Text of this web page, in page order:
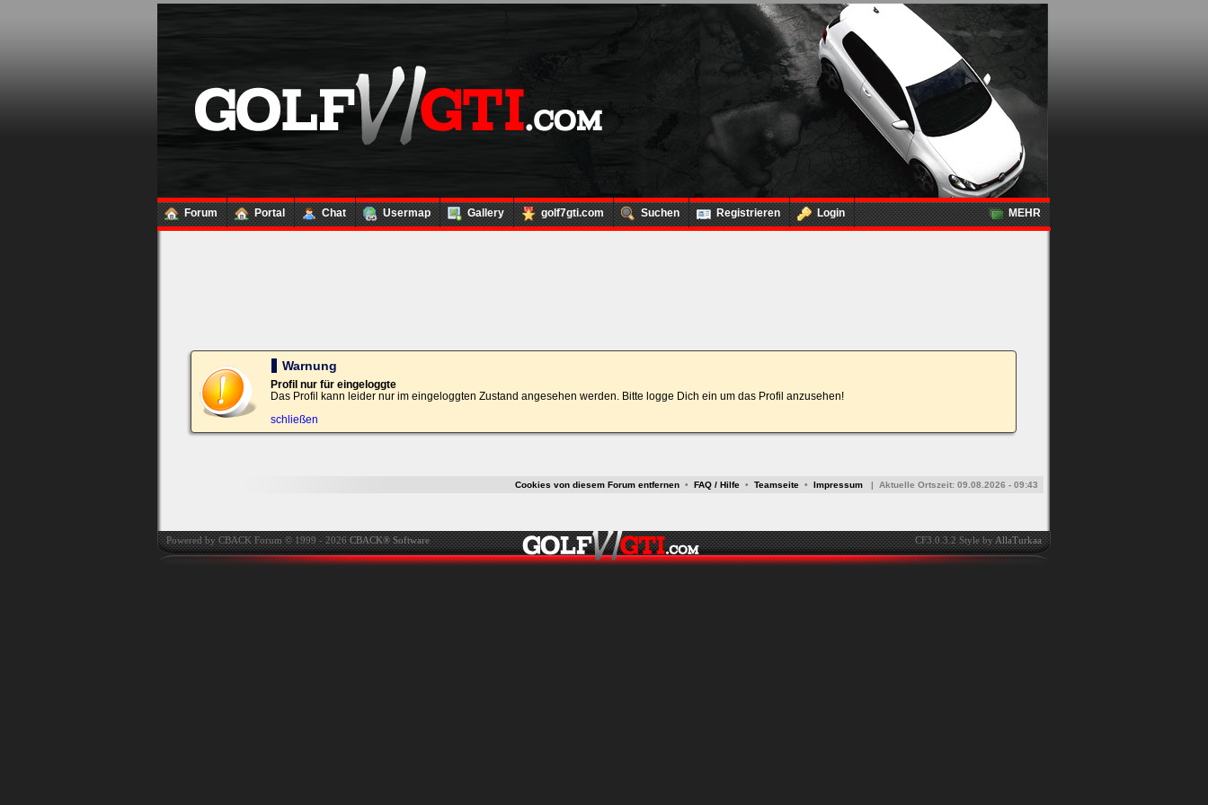
Forum Portal Chat Usermap Gallery golf7gti.com Suchen Registrieren Login MEHR
Loginbox
Trage
in
die
nachfolgenden
und
Kennwort
ein,
um
Bei jedem Besuch
automatisch einloggen.
Ich habe mein Passwort
vergessen|Registrieren
Warnung
Profil nur für eingeloggte
Das Profil kann leider nur im eingeloggten Zustand angesehen werden. Bitte logge Dich ein um das Profil anzusehen!
schließen
Cookies von diesem Forum entfernen • FAQ / Hilfe • Teamseite • Impressum | Aktuelle Ortszeit: 09.08.2026 - 09:43
Powered by CBACK Forum © 1999 - 2026CBACK® Software CF3.0.3.2 Style byAllaTurkaa